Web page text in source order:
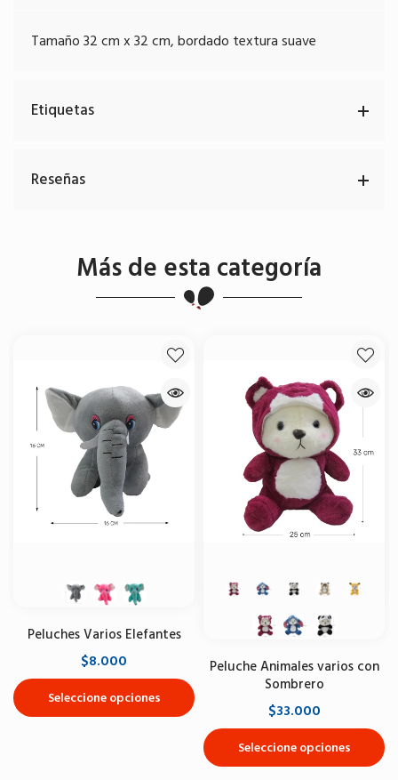
Tamaño 32 cm x 32 cm, bordado textura suave
Etiquetas
Reseñas
Más de esta categoría
Peluches Varios Elefantes
$8.000
Seleccione opciones
Peluche Animales varios con
Sombrero
$33.000
Seleccione opciones